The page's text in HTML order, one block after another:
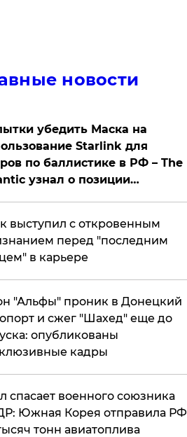
новости
убедить Маска на
Starlink для
по баллистике в РФ – The
узнал о позиции
выступил с откровенным
перед "последним
в карьере
"Альфы" проник в Донецкий
и сжег "Шахед" еще до
опубликованы
кадры
спасает военного союзника
Южная Корея отправила РФ
тонн авиатоплива